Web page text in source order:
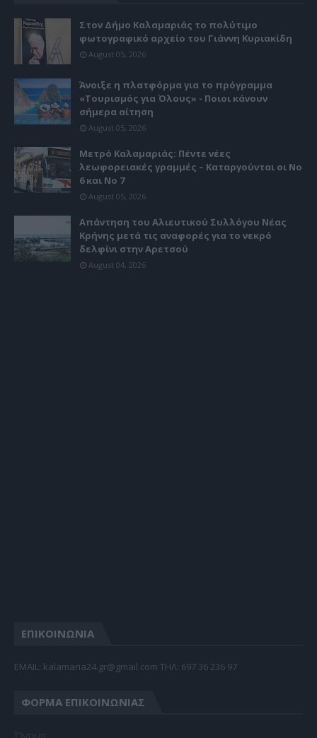
Στον Δήμο Καλαμαριάς το πολύτιμο
φωτογραφικό αρχείο του Γιάννη Κυριακίδη
August 05, 2026
Άνοιξε η πλατφόρμα για το πρόγραμμα
«Τουρισμός για Όλους» - Ποιοι κάνουν
σήμερα αίτηση
August 05, 2026
Μετρό Καλαμαριάς: Πέντε νέες
λεωφορειακές γραμμές – Καταργούνται οι Νο
6 και Νο 7
August 05, 2026
Απάντηση του Αλιευτικού Συλλόγου Νέας
Κρήνης μετά τις αναφορές για το νεκρό
δελφίνι στην Αρετσού
August 04, 2026
ΕΠΙΚΟΙΝΩΝΙΑ
EMAIL: kalamaria24.gr@gmail.com TΗΛ: 697 36 236 97
ΦΌΡΜΑ ΕΠΙΚΟΙΝΩΝΊΑΣ